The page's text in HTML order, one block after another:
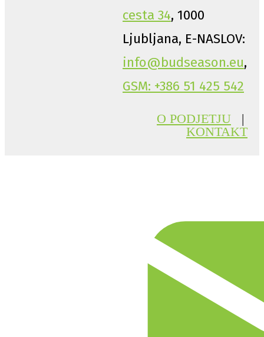
cesta 34, 1000
Ljubljana, E-NASLOV:
info@budseason.eu,
GSM: +386 51 425 542
O PODJETJU |
KONTAKT